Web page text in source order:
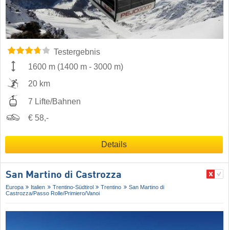
Testergebnis
1600 m (1400 m - 3000 m)
20 km
7 Lifte/Bahnen
€ 58,-
Details
San Martino di Castrozza
Europa Italien Trentino-Südtirol Trentino
San Martino di
Castrozza/​Passo Rolle/​Primiero/​Vanoi